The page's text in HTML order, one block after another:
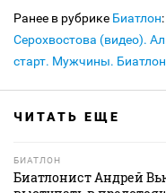
Ранее в рубрике Биатлон:
Серохвостова (видео).
старт. Мужчины. Биатлон
ЧИТАТЬ ЕЩЕ
БИАТЛОН
Биатлонист Андрей